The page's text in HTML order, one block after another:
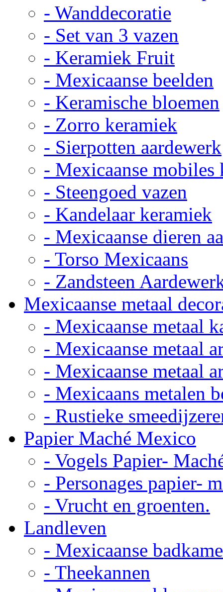
- Wanddecoratie
- Set van 3 vazen
- Keramiek Fruit
- Mexicaanse beelden
- Keramische bloemen
- Zorro keramiek
- Sierpotten aardewerk
- Mexicaanse mobiles
- Steengoed vazen
- Kandelaar keramiek
- Mexicaanse dieren
- Torso Mexicaans
- Zandsteen
Mexicaanse metaal
- Mexicaanse metaal
- Mexicaanse metaal
- Mexicaanse metaal
- Mexicaans metalen
- Rustieke
Papier Maché Mexico
- Vogels Papier-
- Personages papier-
- Vrucht en groenten.
Landleven
- Mexicaanse
- Theekannen